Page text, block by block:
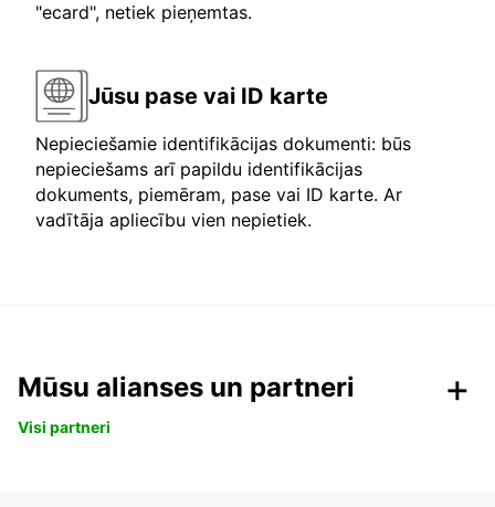
"ecard", netiek pieņemtas.
Jūsu pase vai ID karte
Nepieciešamie identifikācijas dokumenti: būs
nepieciešams arī papildu identifikācijas
dokuments, piemēram, pase vai ID karte. Ar
vadītāja apliecību vien nepietiek.
Mūsu alianses un partneri
Visi partneri